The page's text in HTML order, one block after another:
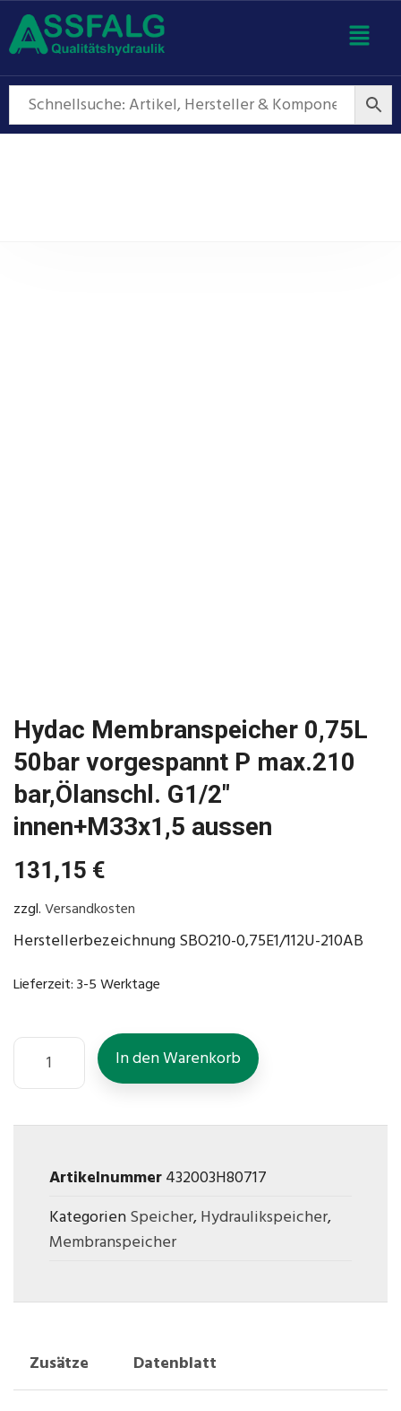
Hydac Membranspeicher 0,75L
50bar vorgespannt P max.210
bar,Ölanschl. G1/2″
innen+M33x1,5 aussen
131,15 €
zzgl.Versandkosten
Herstellerbezeichnung SBO210-0,75E1/112U-210AB
Lieferzeit:3-5 Werktage
In den Warenkorb
Artikelnummer432003H80717
KategorienSpeicher,Hydraulikspeicher,
Membranspeicher
Zusätze Datenblatt